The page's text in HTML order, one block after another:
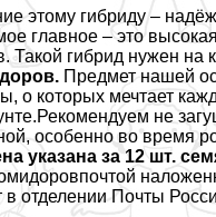
этому гибриду –
главное – это
Такой гибрид нужен на
Предмет нашей
о которых мечтает
не
особенно во время
указана за 12 шт.
отделении Почты